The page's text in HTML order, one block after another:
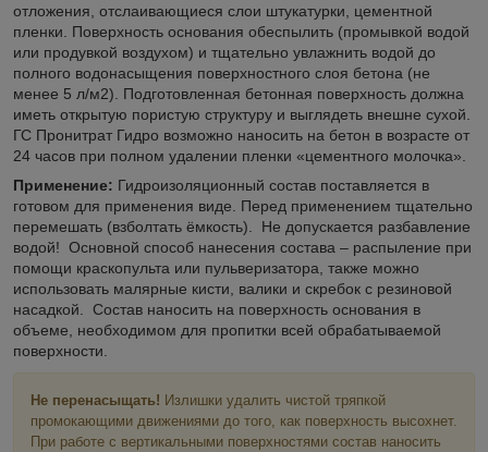
отложения, отслаивающиеся слои штукатурки, цементной
пленки. Поверхность основания обеспылить (промывкой водой
или продувкой воздухом) и тщательно увлажнить водой до
полного водонасыщения поверхностного слоя бетона (не
менее 5 л/м2). Подготовленная бетонная поверхность должна
иметь открытую пористую структуру и выглядеть внешне сухой.
ГС Пронитрат Гидро возможно наносить на бетон в возрасте от
24 часов при полном удалении пленки «цементного молочка».
Применение: Гидроизоляционный состав поставляется в
готовом для применения виде. Перед применением тщательно
перемешать (взболтать ёмкость). Не допускается разбавление
водой! Основной способ нанесения состава – распыление при
помощи краскопульта или пульверизатора, также можно
использовать малярные кисти, валики и скребок с резиновой
насадкой. Состав наносить на поверхность основания в
объеме, необходимом для пропитки всей обрабатываемой
поверхности.
Не перенасыщать! Излишки удалить чистой тряпкой
промокающими движениями до того, как поверхность высохнет.
При работе с вертикальными поверхностями состав наносить